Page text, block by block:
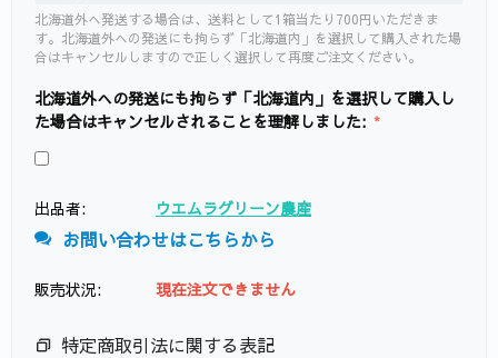
北海道外へ発送する場合は、送料として1箱当たり700円いただきま
す。北海道外への発送にも拘らず「北海道内」を選択して購入された場
合はキャンセルしますので正しく選択して再度ご注文ください。
北海道外への発送にも拘らず「北海道内」を選択して購入し
た場合はキャンセルされることを理解しました:
出品者: ウエムラグリーン農産
お問い合わせはこちらから
販売状況: 現在注文できません
特定商取引法に関する表記